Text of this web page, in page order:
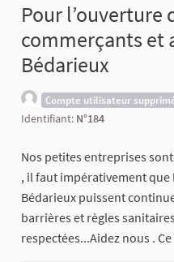
Pour l’ouverture
commerçants et
Bédarieux
Compte utilisateur
Identifiant: N°184
Nos petites entreprises
, il faut impérativement
Bédarieux puissent
barrières et règles
respectées...Aidez nous .